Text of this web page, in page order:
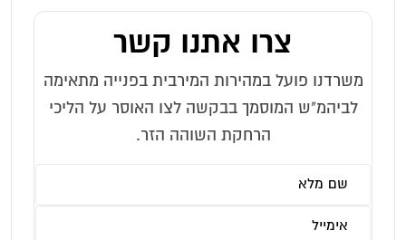
צרו אתנו קשר
משרדנו פועל במהירות המירבית בפנייה מתאימה
לביהמ"ש המוסמך בבקשה לצו האוסר על הליכי
הרחקת השוהה הזר.